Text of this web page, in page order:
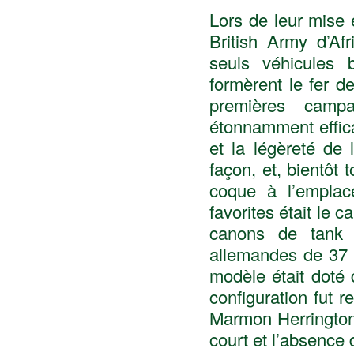
Lors de leur mise
British Army
seuls véhicules
formèrent le fer
premières
étonnamment
et la légèreté de
façon, et, bientôt
coque à
favorites était le
canons de
allemandes de
modèle était doté
configuration fut
Marmon
court et